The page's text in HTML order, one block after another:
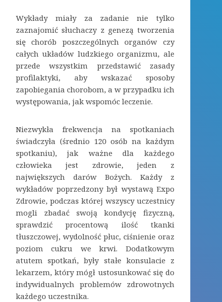
Wykłady miały za zadanie nie tylko
zaznajomić słuchaczy z genezą tworzenia
się chorób poszczególnych organów czy
całych układów ludzkiego organizmu, ale
przede wszystkim przedstawić zasady
profilaktyki, aby wskazać sposoby
zapobiegania chorobom, a w przypadku ich
występowania, jak wspomóc leczenie.
Niezwykła frekwencja na spotkaniach
świadczyła (średnio 120 osób na każdym
spotkaniu), jak ważne dla każdego
człowieka jest zdrowie, jeden z
największych darów Bożych. Każdy z
wykładów poprzedzony był wystawą Expo
Zdrowie, podczas której wszyscy uczestnicy
mogli zbadać swoją kondycję fizyczną,
sprawdzić procentową ilość tkanki
tłuszczowej, wydolność płuc, ciśnienie oraz
poziom cukru we krwi. Dodatkowym
atutem spotkań, były stałe konsulacie z
lekarzem, który mógł ustosunkować się do
indywidualnych problemów zdrowotnych
każdego uczestnika.